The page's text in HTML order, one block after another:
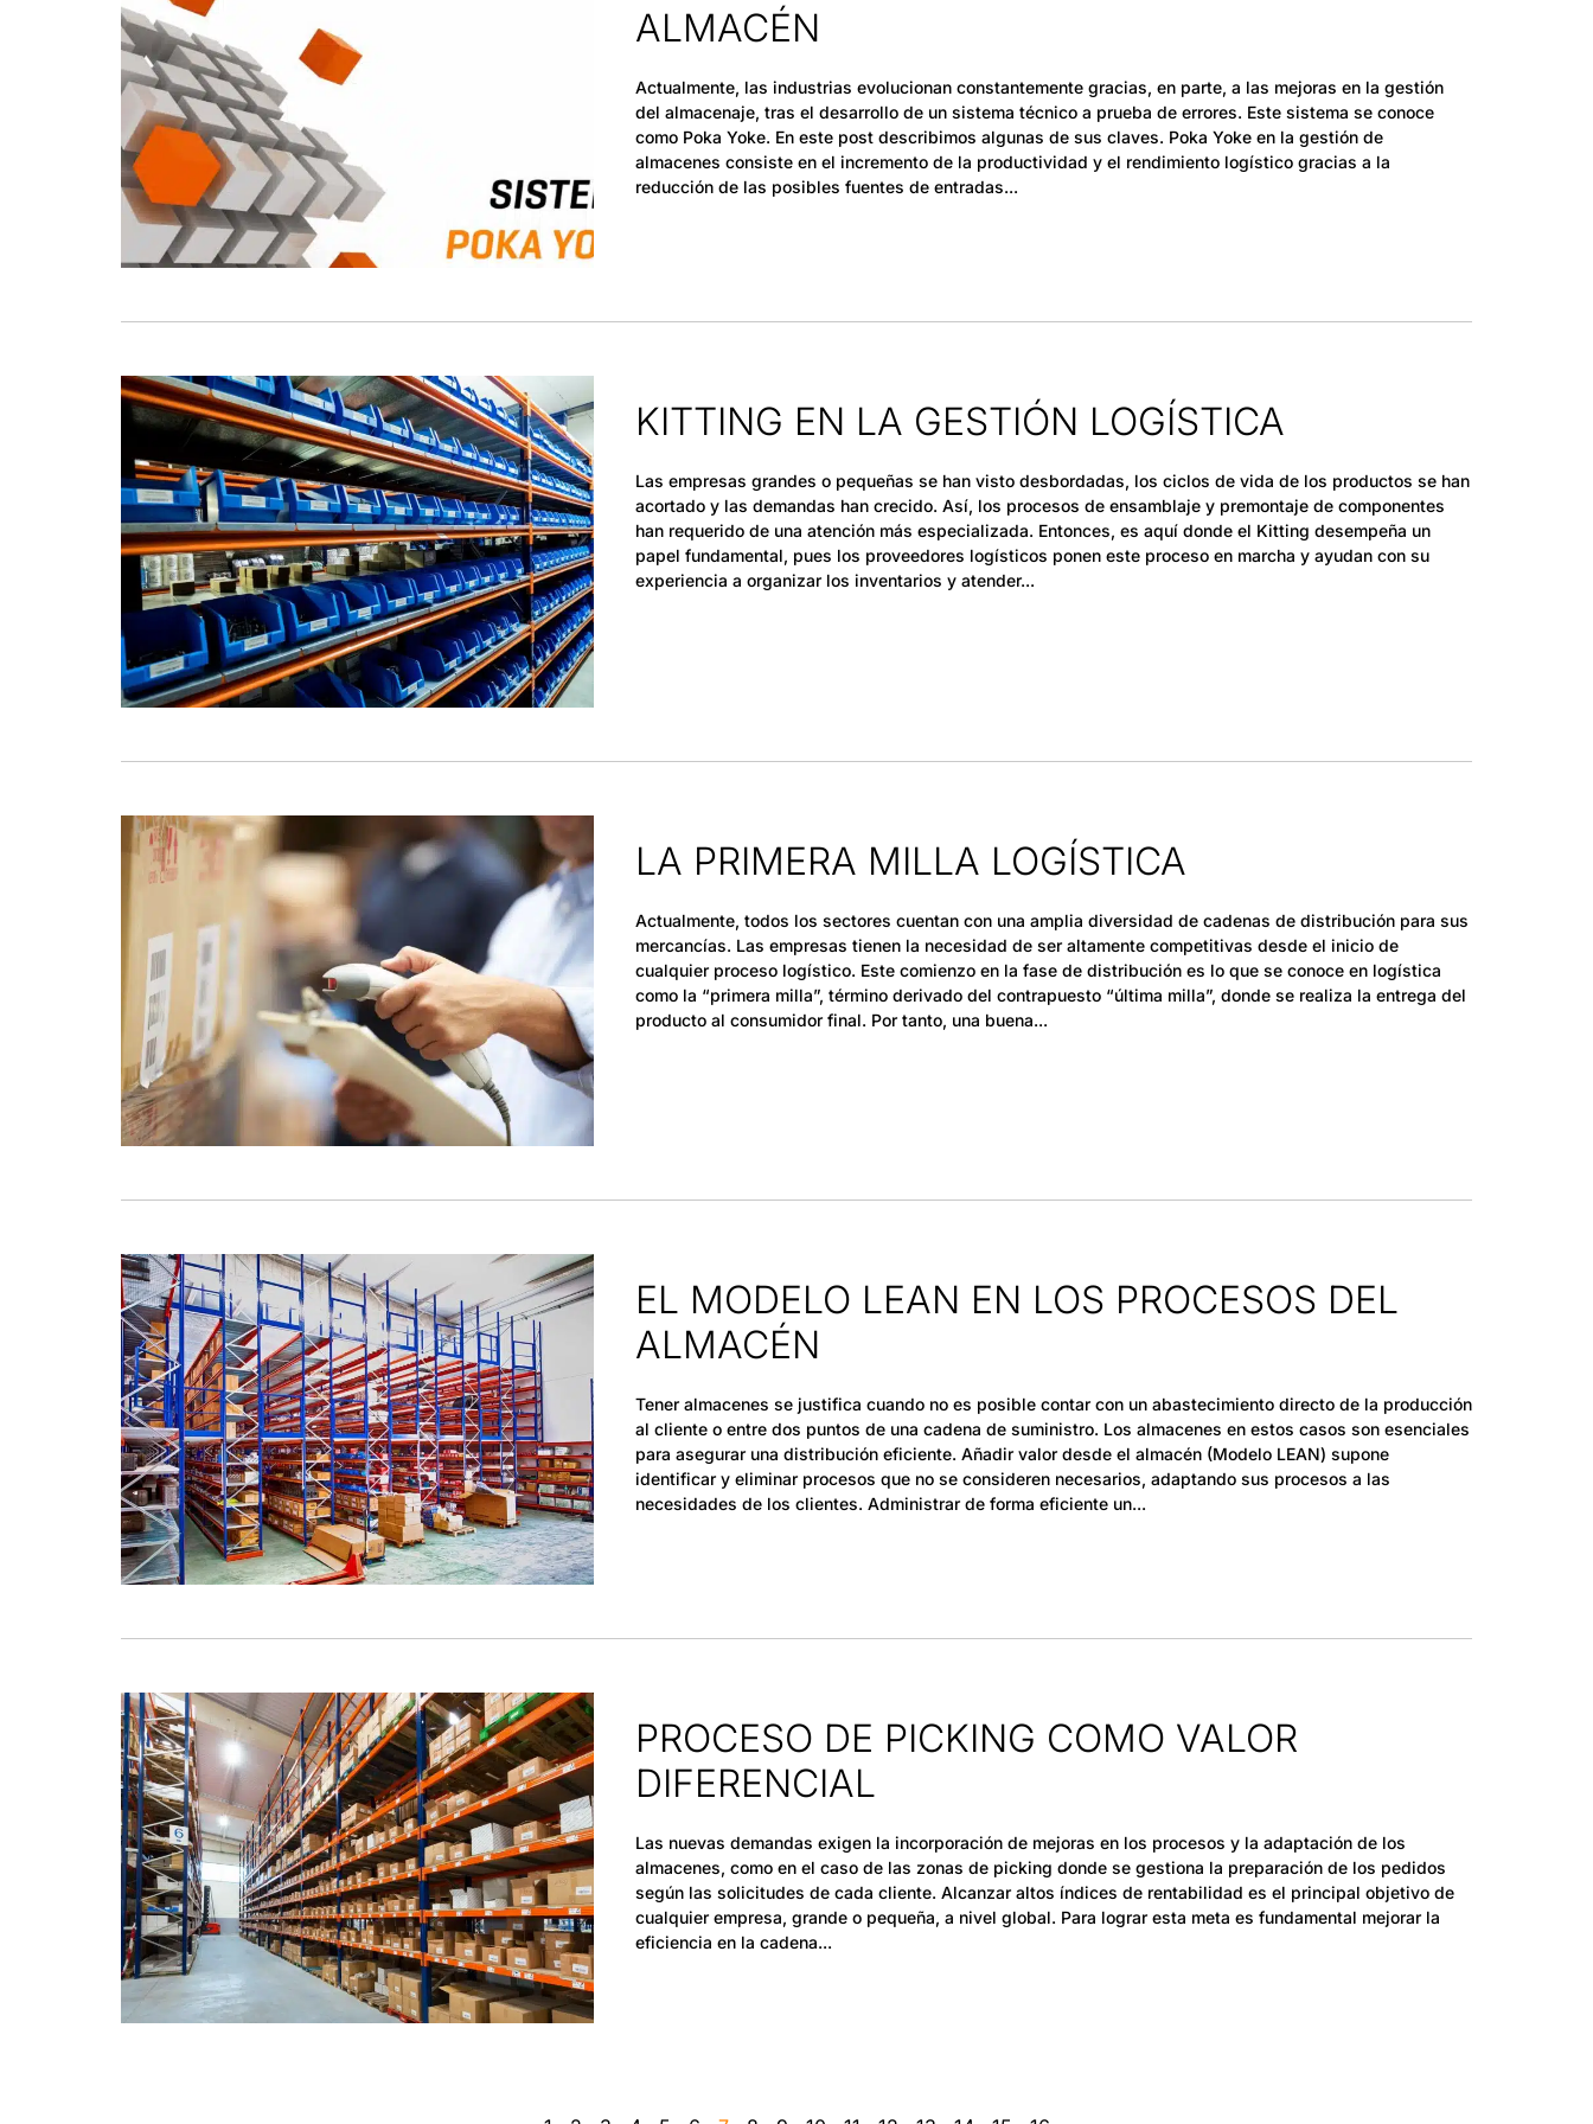
ALMACÉN
Actualmente, las industrias evolucionan constantemente gracias, en parte, a las mejoras en la gestión
del almacenaje, tras el desarrollo de un sistema técnico a prueba de errores. Este sistema se conoce
como Poka Yoke. En este post describimos algunas de sus claves. Poka Yoke en la gestión de
almacenes consiste en el incremento de la productividad y el rendimiento logístico gracias a la
reducción de las posibles fuentes de entradas
KITTING EN LA GESTIÓN LOGÍSTICA
Las empresas grandes o pequeñas se han visto desbordadas, los ciclos de vida de los productos se han
acortado y las demandas han crecido. Así, los procesos de ensamblaje y premontaje de componentes
han requerido de una atención más especializada. Entonces, es aquí donde el Kitting desempeña un
papel fundamental, pues los proveedores logísticos ponen este proceso en marcha y ayudan con su
experiencia a organizar los inventarios y atender
LA PRIMERA MILLA LOGÍSTICA
Actualmente, todos los sectores cuentan con una amplia diversidad de cadenas de distribución para sus
mercancías. Las empresas tienen la necesidad de ser altamente competitivas desde el inicio de
cualquier proceso logístico. Este comienzo en la fase de distribución es lo que se conoce en logística
como la “primera milla”, término derivado del contrapuesto “última milla”, donde se realiza la entrega del
producto al consumidor final. Por tanto, una buena
EL MODELO LEAN EN LOS PROCESOS DEL
ALMACÉN
Tener almacenes se justifica cuando no es posible contar con un abastecimiento directo de la producción
al cliente o entre dos puntos de una cadena de suministro. Los almacenes en estos casos son esenciales
para asegurar una distribución eficiente. Añadir valor desde el almacén (Modelo LEAN) supone
identificar y eliminar procesos que no se consideren necesarios, adaptando sus procesos a las
necesidades de los clientes. Administrar de forma eficiente un
PROCESO DE PICKING COMO VALOR
DIFERENCIAL
Las nuevas demandas exigen la incorporación de mejoras en los procesos y la adaptación de los
almacenes, como en el caso de las zonas de picking donde se gestiona la preparación de los pedidos
según las solicitudes de cada cliente. Alcanzar altos índices de rentabilidad es el principal objetivo de
cualquier empresa, grande o pequeña, a nivel global. Para lograr esta meta es fundamental mejorar la
eficiencia en la cadena